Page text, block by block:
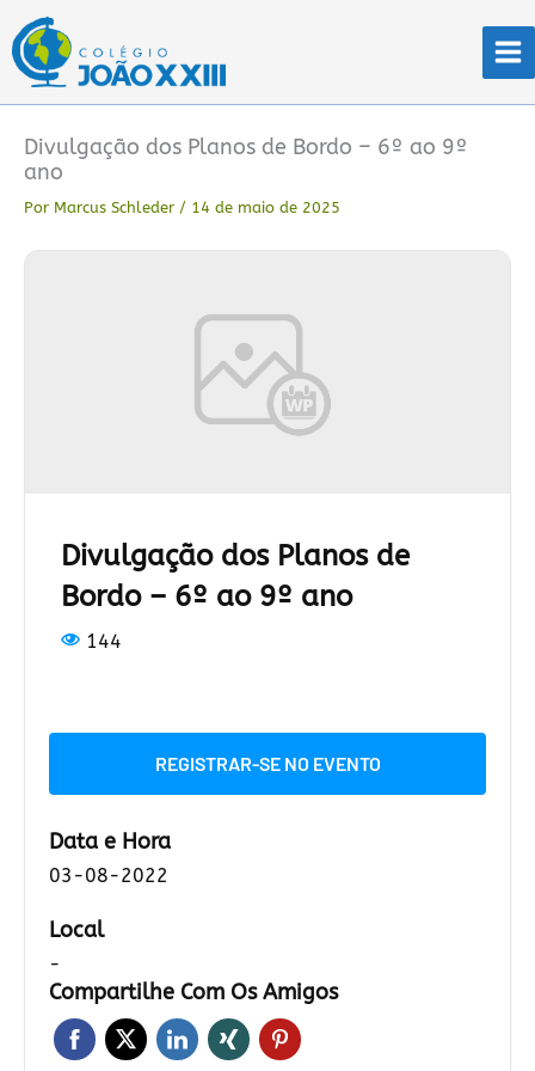
para
conteúdo
Divulgação dos Planos de Bordo – 6º ao 9º
ano
Por Marcus Schleder / 14 de maio de 2025
Divulgação dos Planos de
Bordo – 6º ao 9º ano
144
REGISTRAR-SE NO EVENTO
Data e Hora
03-08-2022
Local
-
Compartilhe Com Os Amigos